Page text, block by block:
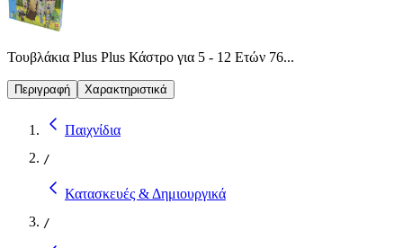
Τουβλάκια Plus Plus Κάστρο για 5 - 12 Ετών 76...
Περιγραφή Χαρακτηριστικά
Παιχνίδια
/
Κατασκευές & Δημιουργικά
/